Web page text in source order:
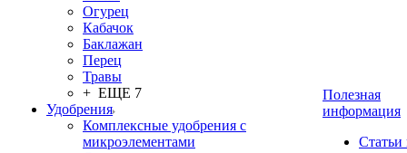
Огурец
Кабачок
Баклажан
Перец
Травы
+ ЕЩЕ 7
Удобрения
Комплексные удобрения с
микроэлементами
Полезная
информация
Статьи